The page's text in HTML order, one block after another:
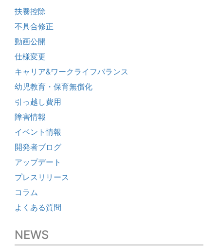
扶養控除
不具合修正
動画公開
仕様変更
キャリア&ワークライフバランス
幼児教育・保育無償化
引っ越し費用
障害情報
イベント情報
開発者ブログ
アップデート
プレスリリース
コラム
よくある質問
NEWS